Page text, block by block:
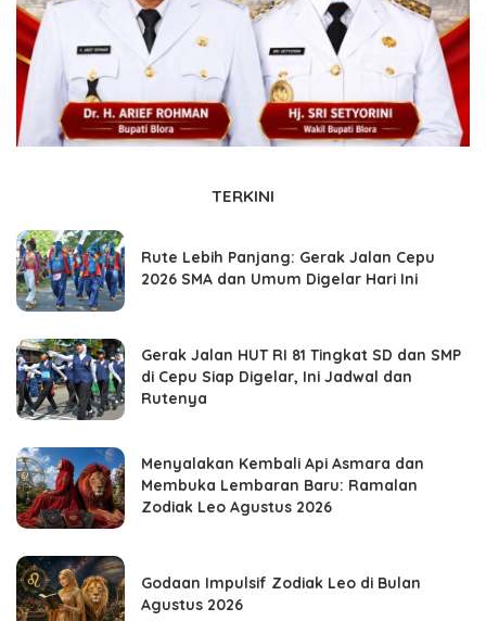
TERKINI
Rute Lebih Panjang: Gerak Jalan Cepu
2026 SMA dan Umum Digelar Hari Ini
Gerak Jalan HUT RI 81 Tingkat SD dan SMP
di Cepu Siap Digelar, Ini Jadwal dan
Rutenya
Menyalakan Kembali Api Asmara dan
Membuka Lembaran Baru: Ramalan
Zodiak Leo Agustus 2026
Godaan Impulsif Zodiak Leo di Bulan
Agustus 2026